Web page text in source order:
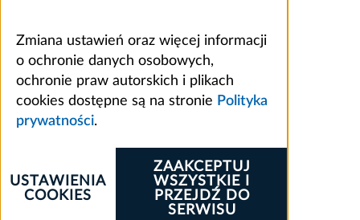
Zmiana ustawień oraz więcej informacji
o ochronie danych osobowych,
ochronie praw autorskich i plikach
cookies dostępne są na stronie Polityka
prywatności.
ZAAKCEPTUJ
WSZYSTKIE I
PRZEJDŹ DO
SERWISU
USTAWIENIA
COOKIES